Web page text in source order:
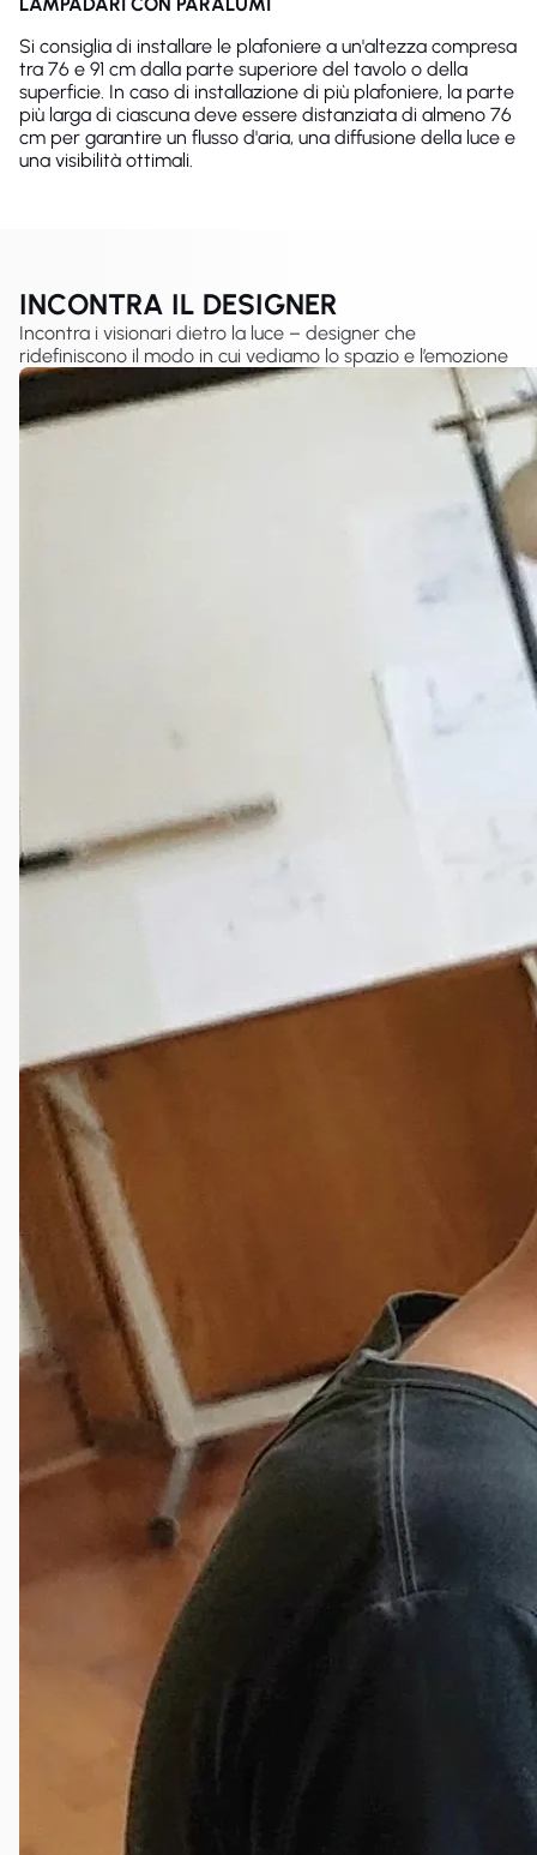
Si consiglia di installare le plafoniere a un'altezza compresa
tra 76 e 91 cm dalla parte superiore del tavolo o della
superficie. In caso di installazione di più plafoniere, la parte
più larga di ciascuna deve essere distanziata di almeno 76
cm per garantire un flusso d'aria, una diffusione della luce e
una visibilità ottimali.
INCONTRA IL DESIGNER
Incontra i visionari dietro la luce – designer che
ridefiniscono il modo in cui vediamo lo spazio e l’emozione